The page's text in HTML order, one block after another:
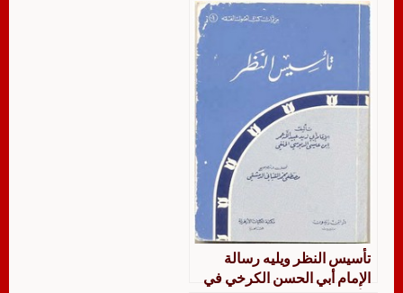
تأسيس النظر ويليه رسالة
الإمام أبي الحسن الكرخي في